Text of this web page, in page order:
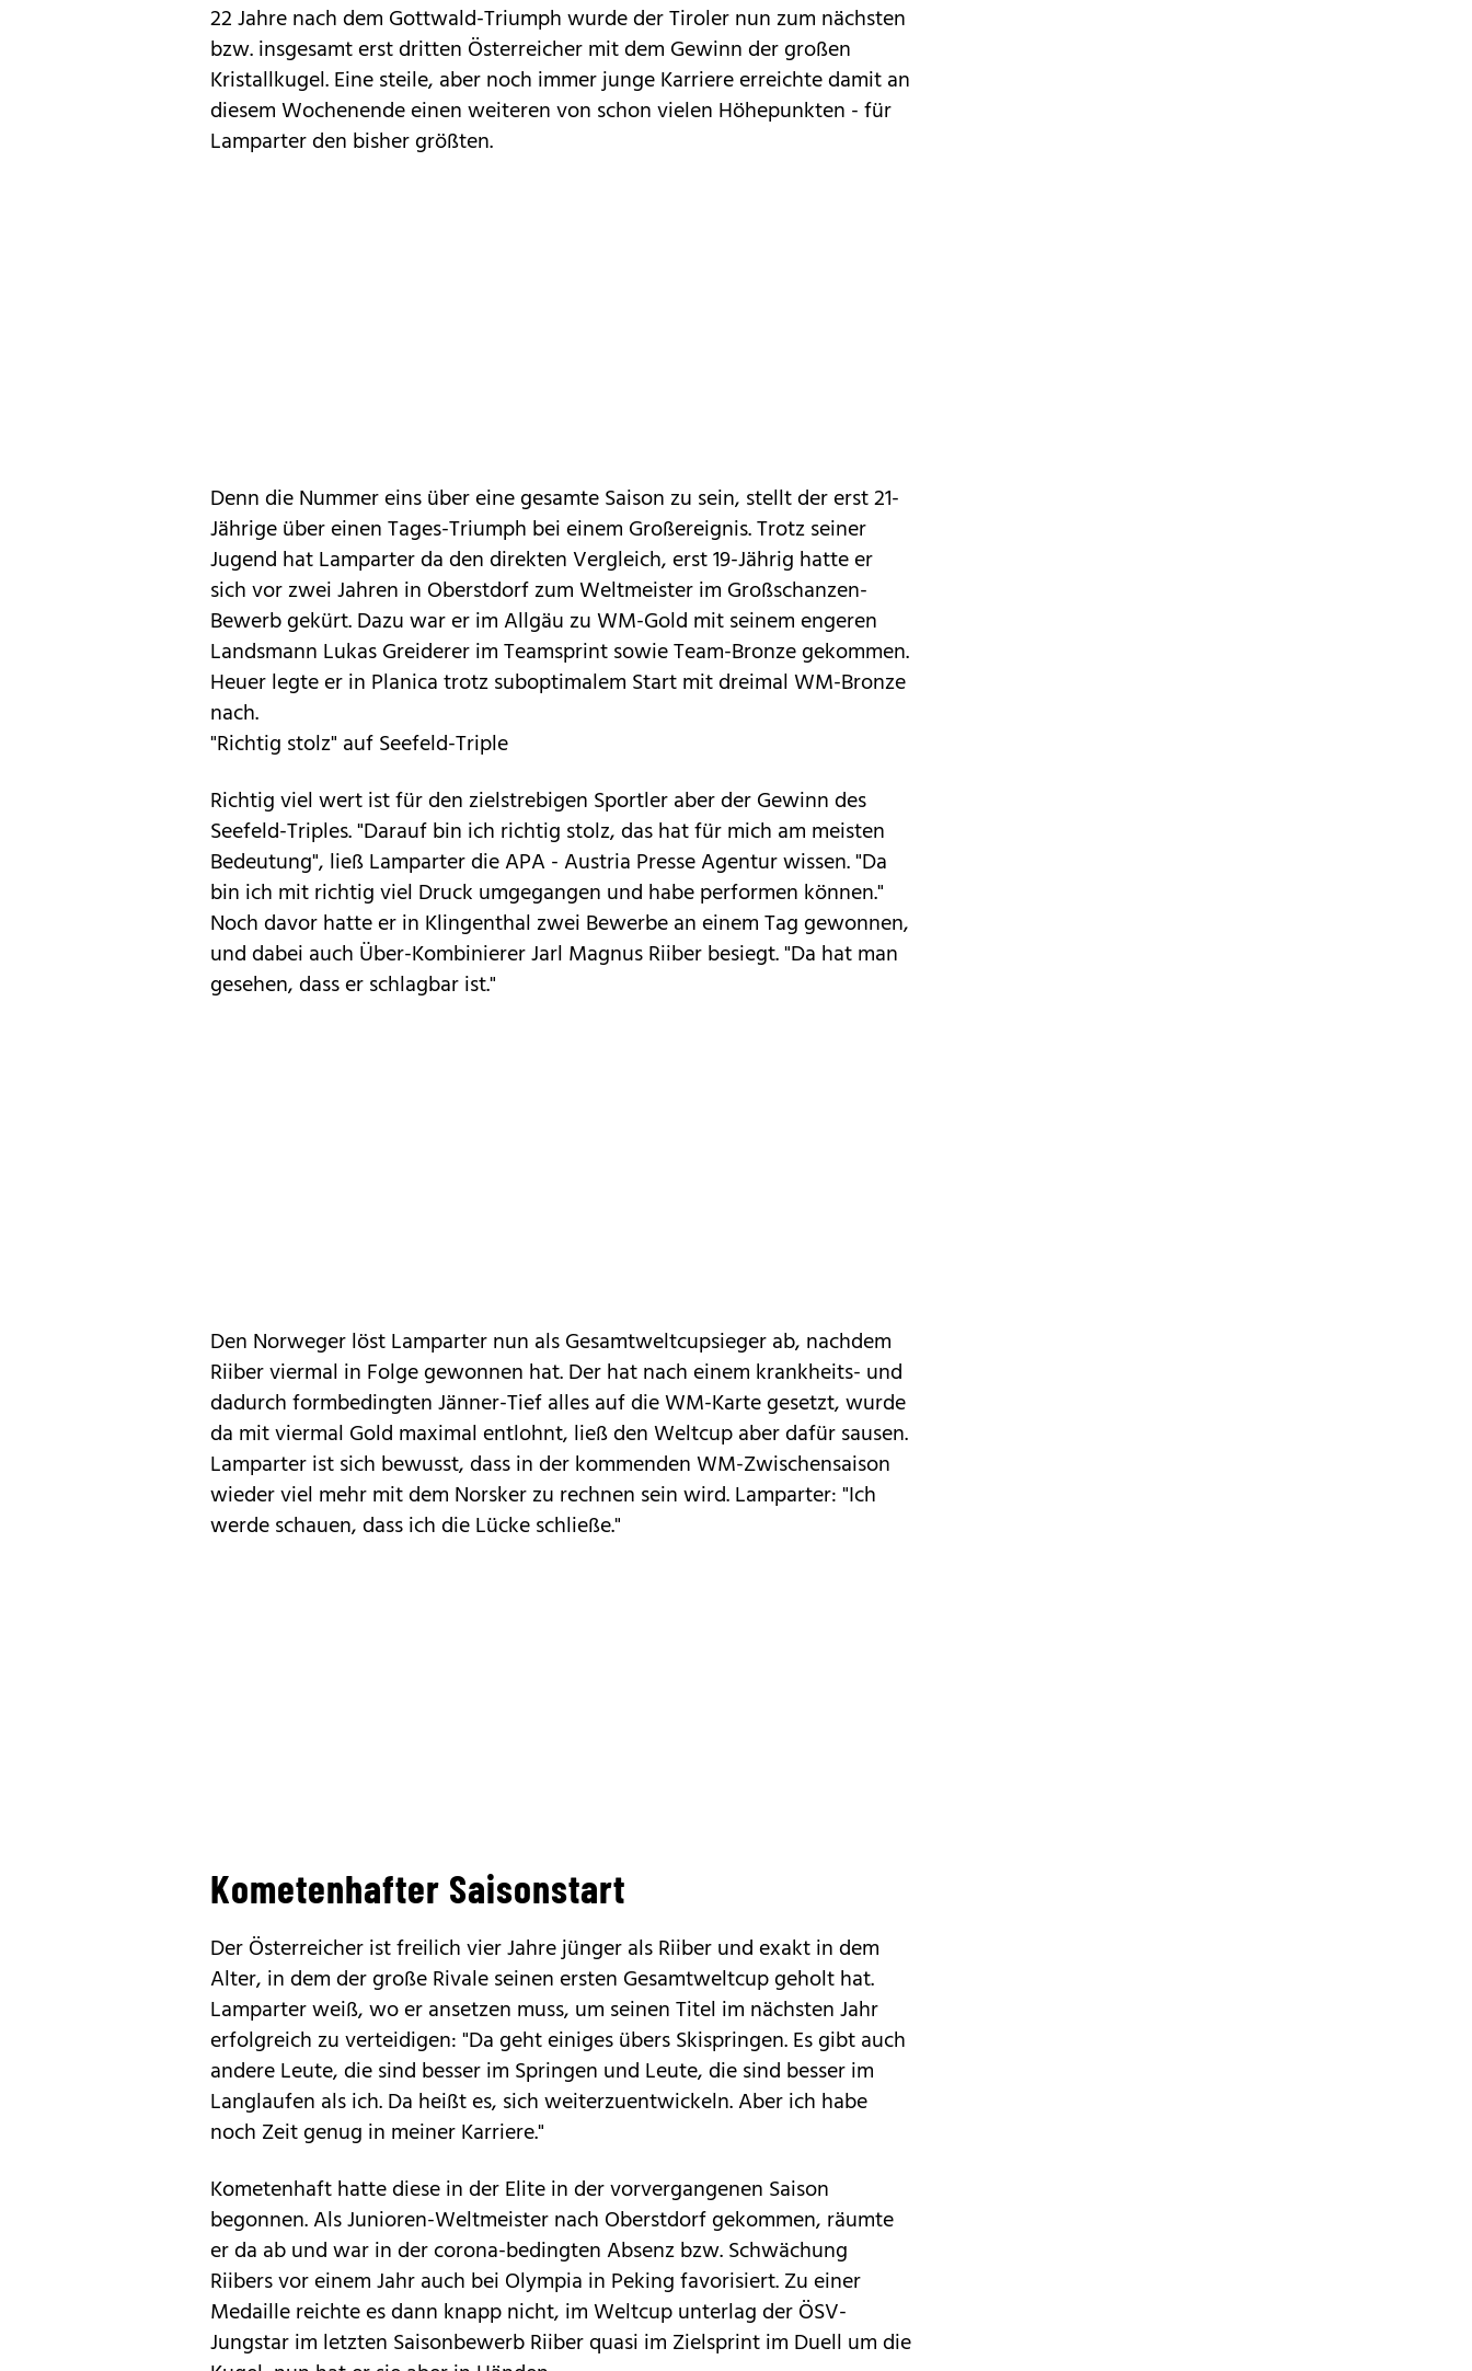
22 Jahre nach dem Gottwald-Triumph wurde der Tiroler nun zum nächsten
bzw. insgesamt erst dritten Österreicher mit dem Gewinn der großen
Kristallkugel. Eine steile, aber noch immer junge Karriere erreichte damit an
diesem Wochenende einen weiteren von schon vielen Höhepunkten - für
Lamparter den bisher größten.
Denn die Nummer eins über eine gesamte Saison zu sein, stellt der erst 21-
Jährige über einen Tages-Triumph bei einem Großereignis. Trotz seiner
Jugend hat Lamparter da den direkten Vergleich, erst 19-Jährig hatte er
sich vor zwei Jahren in Oberstdorf zum Weltmeister im Großschanzen-
Bewerb gekürt. Dazu war er im Allgäu zu WM-Gold mit seinem engeren
Landsmann Lukas Greiderer im Teamsprint sowie Team-Bronze gekommen.
Heuer legte er in Planica trotz suboptimalem Start mit dreimal WM-Bronze
nach.
"Richtig stolz" auf Seefeld-Triple
Richtig viel wert ist für den zielstrebigen Sportler aber der Gewinn des
Seefeld-Triples. "Darauf bin ich richtig stolz, das hat für mich am meisten
Bedeutung", ließ Lamparter die APA - Austria Presse Agentur wissen. "Da
bin ich mit richtig viel Druck umgegangen und habe performen können."
Noch davor hatte er in Klingenthal zwei Bewerbe an einem Tag gewonnen,
und dabei auch Über-Kombinierer Jarl Magnus Riiber besiegt. "Da hat man
gesehen, dass er schlagbar ist."
Den Norweger löst Lamparter nun als Gesamtweltcupsieger ab, nachdem
Riiber viermal in Folge gewonnen hat. Der hat nach einem krankheits- und
dadurch formbedingten Jänner-Tief alles auf die WM-Karte gesetzt, wurde
da mit viermal Gold maximal entlohnt, ließ den Weltcup aber dafür sausen.
Lamparter ist sich bewusst, dass in der kommenden WM-Zwischensaison
wieder viel mehr mit dem Norsker zu rechnen sein wird. Lamparter: "Ich
werde schauen, dass ich die Lücke schließe."
Kometenhafter Saisonstart
Der Österreicher ist freilich vier Jahre jünger als Riiber und exakt in dem
Alter, in dem der große Rivale seinen ersten Gesamtweltcup geholt hat.
Lamparter weiß, wo er ansetzen muss, um seinen Titel im nächsten Jahr
erfolgreich zu verteidigen: "Da geht einiges übers Skispringen. Es gibt auch
andere Leute, die sind besser im Springen und Leute, die sind besser im
Langlaufen als ich. Da heißt es, sich weiterzuentwickeln. Aber ich habe
noch Zeit genug in meiner Karriere."
Kometenhaft hatte diese in der Elite in der vorvergangenen Saison
begonnen. Als Junioren-Weltmeister nach Oberstdorf gekommen, räumte
er da ab und war in der corona-bedingten Absenz bzw. Schwächung
Riibers vor einem Jahr auch bei Olympia in Peking favorisiert. Zu einer
Medaille reichte es dann knapp nicht, im Weltcup unterlag der ÖSV-
Jungstar im letzten Saisonbewerb Riiber quasi im Zielsprint im Duell um die